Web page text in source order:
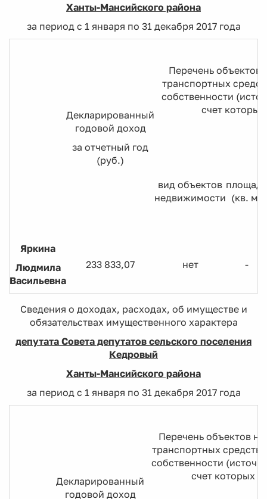
Ханты-Мансийского района
за период с 1 января по 31 декабря 2017 года
Декларированный
годовой доход
за отчетный год
(руб.)
Перечень
транспортных
собственности
счет
вид объектов
недвижимости
площадь
(кв. м)
Яркина
Людмила
Васильевна
233 833,07 нет -
Сведения о доходах, расходах, об имуществе и
обязательствах имущественного характера
депутата Совета депутатов сельского поселения
Кедровый
Ханты-Мансийского района
за период с 1 января по 31 декабря 2017 года
Декларированный
годовой доход
Перечень объектов
транспортных
собственности
счет которых